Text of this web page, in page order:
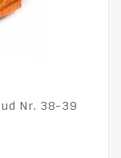
Nr. 38-39